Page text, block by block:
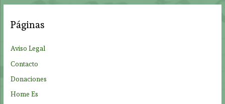
r
:
Páginas
Aviso Legal
Contacto
Donaciones
Home Es